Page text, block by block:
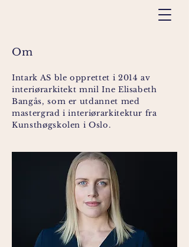
Om
Intark AS ble opprettet i 2014 av
interiørarkitekt mnil Ine Elisabeth
Bangås, som er utdannet med
mastergrad i interiørarkitektur fra
Kunsthøgskolen i Oslo.